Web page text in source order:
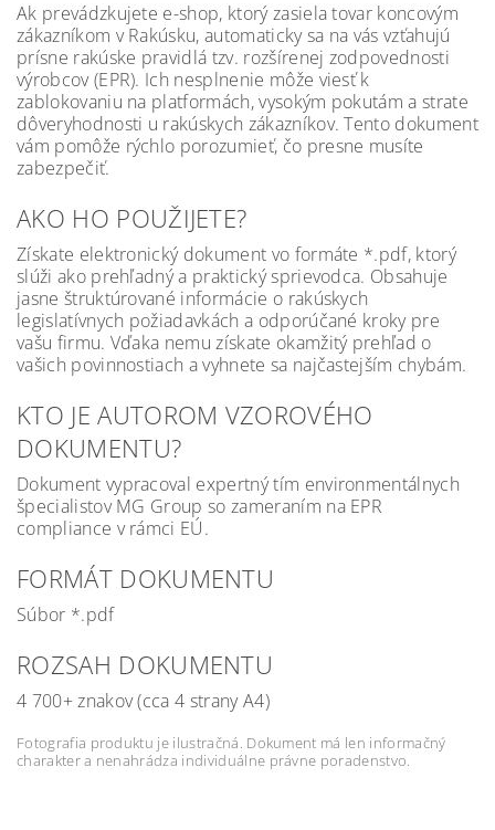
Ak prevádzkujete e-shop, ktorý zasiela tovar koncovým
zákazníkom v Rakúsku, automaticky sa na vás vzťahujú
prísne rakúske pravidlá tzv. rozšírenej zodpovednosti
výrobcov (EPR). Ich nesplnenie môže viesť k
zablokovaniu na platformách, vysokým pokutám a strate
dôveryhodnosti u rakúskych zákazníkov. Tento dokument
vám pomôže rýchlo porozumieť, čo presne musíte
zabezpečiť.
AKO HO POUŽIJETE?
Získate elektronický dokument vo formáte *.pdf, ktorý
slúži ako prehľadný a praktický sprievodca. Obsahuje
jasne štruktúrované informácie o rakúskych
legislatívnych požiadavkách a odporúčané kroky pre
vašu firmu. Vďaka nemu získate okamžitý prehľad o
vašich povinnostiach a vyhnete sa najčastejším chybám.
KTO JE AUTOROM VZOROVÉHO
DOKUMENTU?
Dokument vypracoval expertný tím environmentálnych
špecialistov MG Group so zameraním na EPR
compliance v rámci EÚ.
FORMÁT DOKUMENTU
Súbor *.pdf
ROZSAH DOKUMENTU
4 700+ znakov (cca 4 strany A4)
Fotografia produktu je ilustračná. Dokument má len informačný
charakter a nenahrádza individuálne právne poradenstvo.